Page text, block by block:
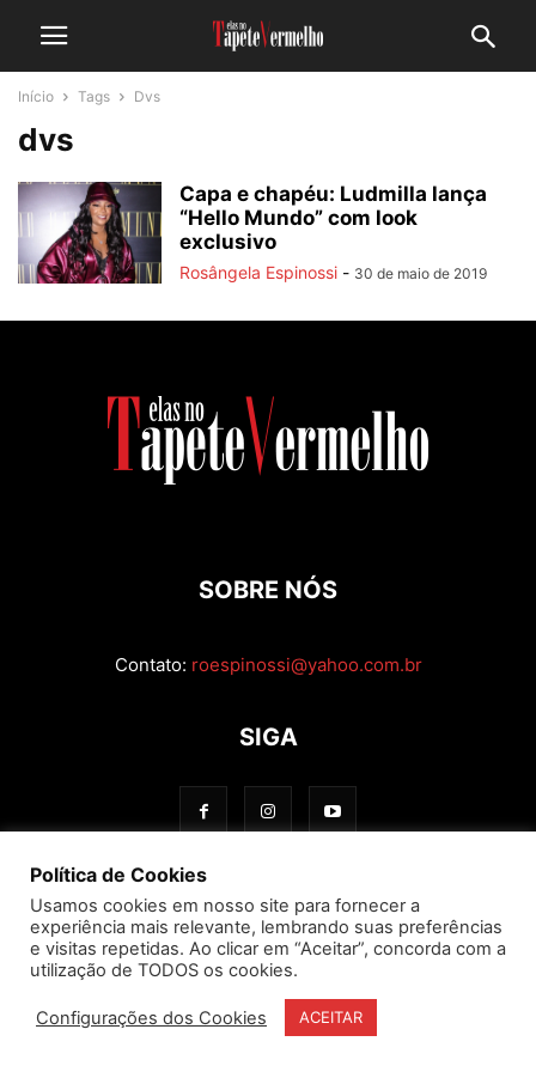
Início Tags Dvs
dvs
Capa e chapéu: Ludmilla lança
“Hello Mundo” com look
exclusivo
Rosângela Espinossi - 30 de maio de 2019
SOBRE NÓS
Contato: roespinossi@yahoo.com.br
SIGA
Política de Cookies
Usamos cookies em nosso site para fornecer a
experiência mais relevante, lembrando suas preferências
e visitas repetidas. Ao clicar em “Aceitar”, concorda com a
utilização de TODOS os cookies.
Configurações dos Cookies ACEITAR